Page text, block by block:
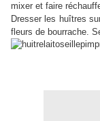
mixer et faire
Dresser les huîtres
fleurs de bourrache.